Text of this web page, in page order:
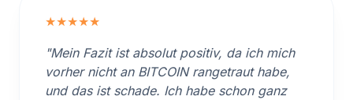
★★★★★
"Mein Fazit ist absolut positiv, da ich mich
vorher nicht an BITCOIN rangetraut habe,
und das ist schade. Ich habe schon ganz